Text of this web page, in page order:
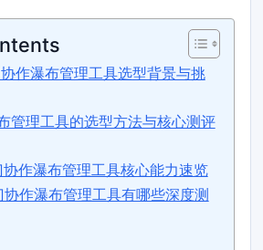
作瀑布管理工具选型背景与挑
管理工具的选型方法与核心测评
作瀑布管理工具核心能力速览
作瀑布管理工具有哪些深度测